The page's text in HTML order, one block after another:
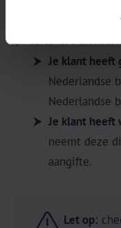
Je levert
Je klant heeft
Nederlandse
Nederlandse
Je klant heeft
neemt deze
aangifte.
Let op: